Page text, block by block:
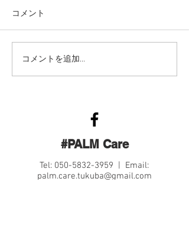
【いつも応援して下さっ
ている皆さまへ】
コメント
コメントを追加…
#PALM Care
Tel: 050-5832-3959 | Email:
palm.care.tukuba@gmail.com